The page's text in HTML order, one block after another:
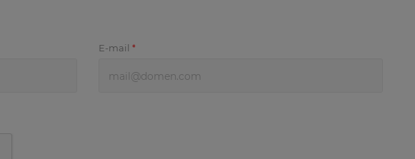
E-mail *